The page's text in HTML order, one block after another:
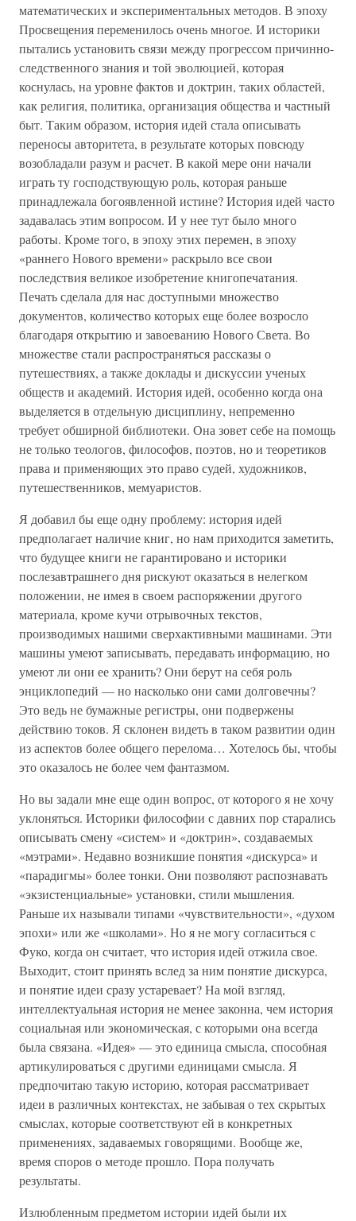
математических и экспериментальных методов. В эпоху
Просвещения переменилось очень многое. И историки
пытались установить связи между прогрессом причинно-
следственного знания и той эволюцией, которая
коснулась, на уровне фактов и доктрин, таких областей,
как религия, политика, организация общества и частный
быт. Таким образом, история идей стала описывать
переносы авторитета, в результате которых повсюду
возобладали разум и расчет. В какой мере они начали
играть ту господствующую роль, которая раньше
принадлежала богоявленной истине? История идей часто
задавалась этим вопросом. И у нее тут было много
работы. Кроме того, в эпоху этих перемен, в эпоху
«раннего Нового времени» раскрыло все свои
последствия великое изобретение книгопечатания.
Печать сделала для нас доступными множество
документов, количество которых еще более возросло
благодаря открытию и завоеванию Нового Света. Во
множестве стали распространяться рассказы о
путешествиях, а также доклады и дискуссии ученых
обществ и академий. История идей, особенно когда она
выделяется в отдельную дисциплину, непременно
требует обширной библиотеки. Она зовет себе на помощь
не только теологов, философов, поэтов, но и теоретиков
права и применяющих это право судей, художников,
путешественников, мемуаристов.
Я добавил бы еще одну проблему: история идей
предполагает наличие книг, но нам приходится заметить,
что будущее книги не гарантировано и историки
послезавтрашнего дня рискуют оказаться в нелегком
положении, не имея в своем распоряжении другого
материала, кроме кучи отрывочных текстов,
производимых нашими сверхактивными машинами. Эти
машины умеют записывать, передавать информацию, но
умеют ли они ее хранить? Они берут на себя роль
энциклопедий — но насколько они сами долговечны?
Это ведь не бумажные регистры, они подвержены
действию токов. Я склонен видеть в таком развитии один
из аспектов более общего перелома… Хотелось бы, чтобы
это оказалось не более чем фантазмом.
Но вы задали мне еще один вопрос, от которого я не хочу
уклоняться. Историки философии с давних пор старались
описывать смену «систем» и «доктрин», создаваемых
«мэтрами». Недавно возникшие понятия «дискурса» и
«парадигмы» более тонки. Они позволяют распознавать
«экзистенциальные» установки, стили мышления.
Раньше их называли типами «чувствительности», «духом
эпохи» или же «школами». Но я не могу согласиться с
Фуко, когда он считает, что история идей отжила свое.
Выходит, стоит принять вслед за ним понятие дискурса,
и понятие идеи сразу устаревает? На мой взгляд,
интеллектуальная история не менее законна, чем история
социальная или экономическая, с которыми она всегда
была связана. «Идея» — это единица смысла, способная
артикулироваться с другими единицами смысла. Я
предпочитаю такую историю, которая рассматривает
идеи в различных контекстах, не забывая о тех скрытых
смыслах, которые соответствуют ей в конкретных
применениях, задаваемых говорящими. Вообще же,
время споров о методе прошло. Пора получать
результаты.
Излюбленным предметом истории идей были их